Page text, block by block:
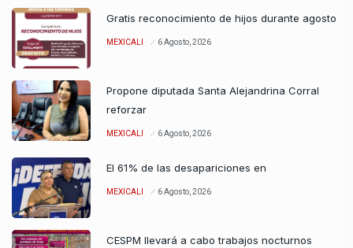
Gratis reconocimiento de hijos durante agosto
MEXICALI 6 Agosto, 2026
Propone diputada Santa Alejandrina Corral
reforzar
MEXICALI 6 Agosto, 2026
El 61% de las desapariciones en
MEXICALI 6 Agosto, 2026
CESPM llevará a cabo trabajos nocturnos